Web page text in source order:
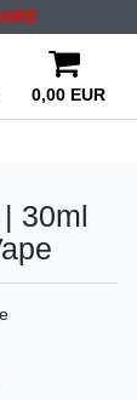
0,00 EUR
30ml